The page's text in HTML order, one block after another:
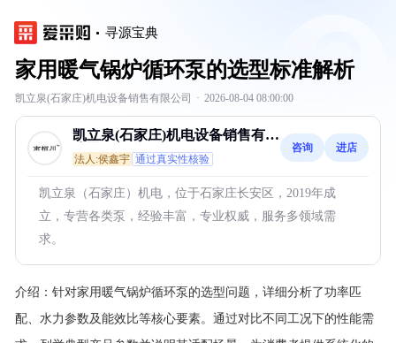
寻源宝典
家用暖气锅炉循环泵的选型标准解析
凯立泉(石家庄)机电设备销售有限公司 · 2026-08-04 08:00:00
凯立泉(石家庄)机电设备销售有限
公司
法人:侯鑫宇 通过真实性核验
咨询 进店
凯立泉（石家庄）机电，位于石家庄长安区，2019年成
立，专营各类泵，经验丰富，专业权威，服务多领域需
求。
介绍： 针对家用暖气锅炉循环泵的选型问题，详细分析了功率匹
配、水力参数及能效比等核心要素。通过对比不同工况下的性能需